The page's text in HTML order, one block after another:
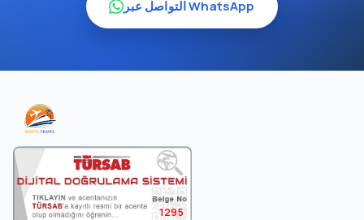
التواصل عبر WhatsApp
1295